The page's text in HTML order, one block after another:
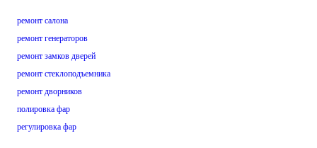
ремонт салона
ремонт генераторов
ремонт замков дверей
ремонт стеклоподъемника
ремонт дворников
полировка фар
регулировка фар